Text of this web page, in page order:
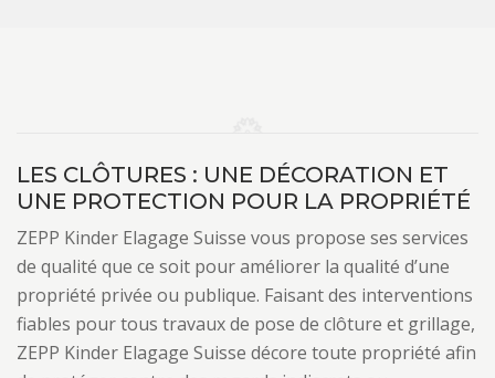
LES CLÔTURES : UNE DÉCORATION ET
UNE PROTECTION POUR LA PROPRIÉTÉ
ZEPP Kinder Elagage Suisse vous propose ses services
de qualité que ce soit pour améliorer la qualité d’une
propriété privée ou publique. Faisant des interventions
fiables pour tous travaux de pose de clôture et grillage,
ZEPP Kinder Elagage Suisse décore toute propriété afin